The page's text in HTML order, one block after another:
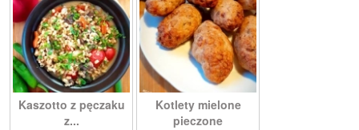
Kaszotto z pęczaku
z...
Kotlety mielone
pieczone